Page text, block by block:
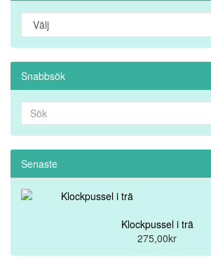
Snabbsök
Senaste
Klockpussel i trä
275,00kr